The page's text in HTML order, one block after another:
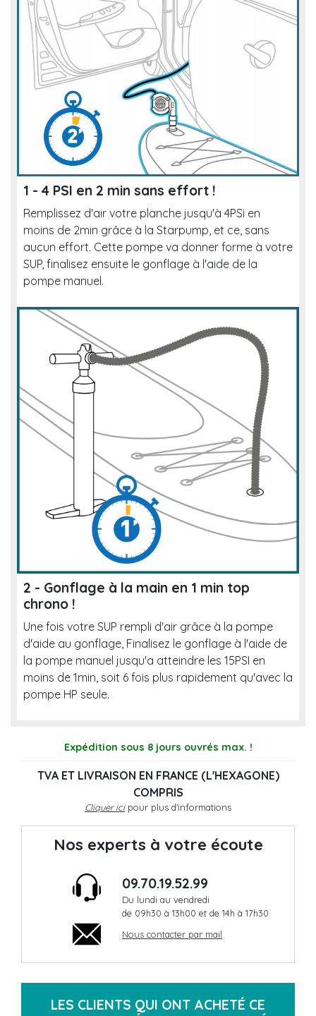
1 - 4 PSI en 2 min sans effort !
Remplissez d'air votre planche jusqu'à 4PSi en
moins de 2min grâce à la Starpump, et ce, sans
aucun effort. Cette pompe va donner forme à votre
SUP, finalisez ensuite le gonflage à l'aide de la
pompe manuel.
2 - Gonflage à la main en 1 min top
chrono !
Une fois votre SUP rempli d'air grâce à la pompe
d'aide au gonflage, Finalisez le gonflage à l'aide de
la pompe manuel jusqu'a atteindre les 15PSI en
moins de 1min, soit 6 fois plus rapidement qu'avec la
pompe HP seule.
Expédition sous 8 jours ouvrés max. !
TVA ET LIVRAISON EN FRANCE (L'HEXAGONE)
COMPRIS
Cliquer icipour plus d'informations
Nos experts à votre écoute
09.70.19.52.99
Du lundi au vendredi
de 09h30 à 13h00 et de 14h à 17h30
Nous contacter par mail
LES CLIENTS QUI ONT ACHETÉ CE